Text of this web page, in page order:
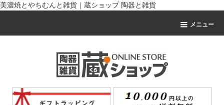
美濃焼とやちむんと雑貨｜蔵ショップ 陶器と雑貨
メニュー